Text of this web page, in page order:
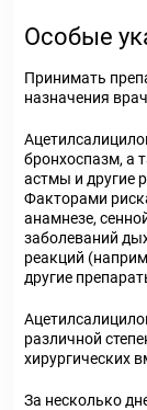
Особые
Принимать
назначения
бронхоспазм, а
астмы и другие
Факторами
анамнезе,
заболеваний
реакций
другие
различной
хирургических
За несколько